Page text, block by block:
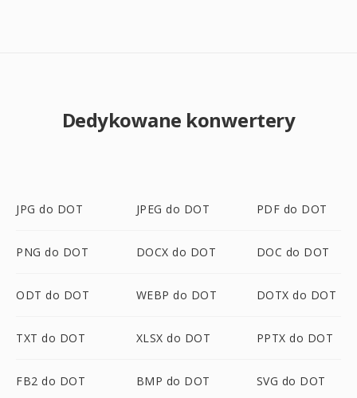
Dedykowane konwertery
JPG do DOT JPEG do DOT PDF do DOT
PNG do DOT DOCX do DOT DOC do DOT
ODT do DOT WEBP do DOT DOTX do DOT
TXT do DOT XLSX do DOT PPTX do DOT
FB2 do DOT BMP do DOT SVG do DOT